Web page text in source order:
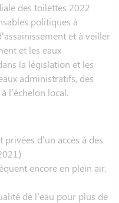
des toilettes 2022
politiques à
et à veiller
et les eaux
la législation et les
administratifs, des
l’échelon local.
d’un accès à des
encore en plein air.
de l’eau pour plus de